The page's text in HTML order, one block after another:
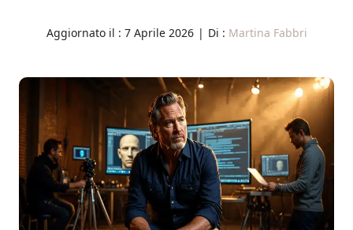
Aggiornato il : 7 Aprile 2026 | Di : Martina Fabbri